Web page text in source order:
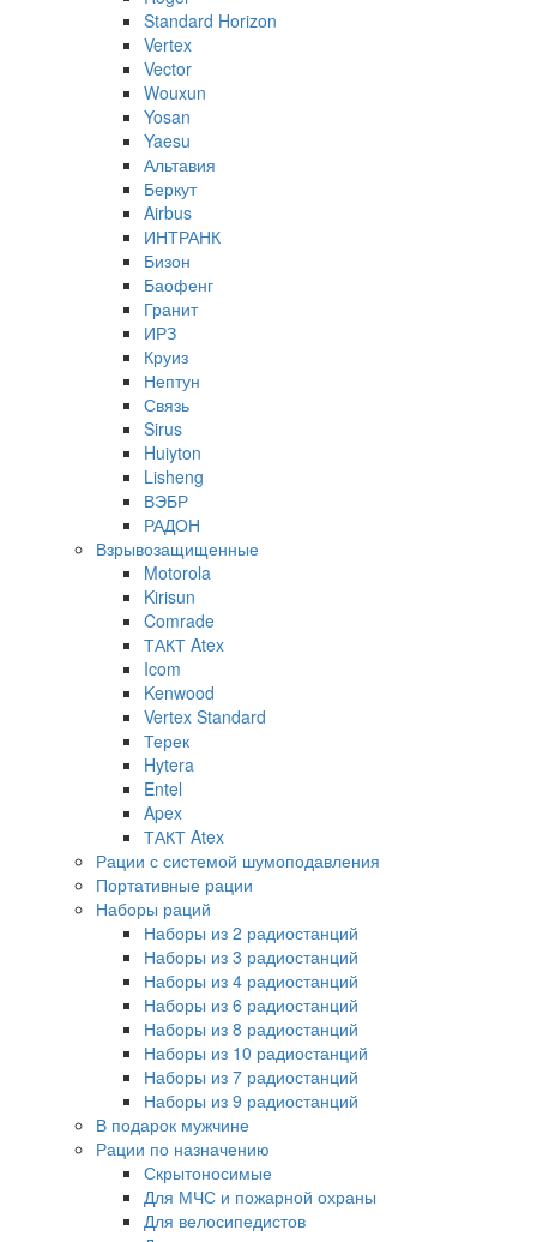
Standard Horizon
Vertex
Vector
Wouxun
Yosan
Yaesu
Альтавия
Беркут
Airbus
ИНТРАНК
Бизон
Баофенг
Гранит
ИРЗ
Круиз
Нептун
Связь
Sirus
Huiyton
Lisheng
ВЭБР
РАДОН
Взрывозащищенные
Motorola
Kirisun
Comrade
ТАКТ Atex
Icom
Kenwood
Vertex Standard
Терек
Hytera
Entel
Apex
ТАКТ Atex
Рации с системой шумоподавления
Портативные рации
Наборы раций
Наборы из 2 радиостанций
Наборы из 3 радиостанций
Наборы из 4 радиостанций
Наборы из 6 радиостанций
Наборы из 8 радиостанций
Наборы из 10 радиостанций
Наборы из 7 радиостанций
Наборы из 9 радиостанций
В подарок мужчине
Рации по назначению
Скрытоносимые
Для МЧС и пожарной охраны
Для велосипедистов